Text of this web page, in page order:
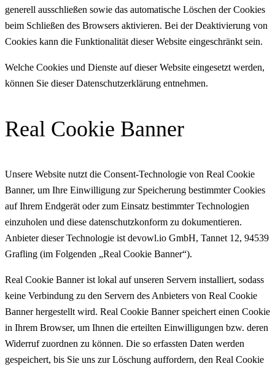
generell ausschließen sowie das automatische Löschen der Cookies
beim Schließen des Browsers aktivieren. Bei der Deaktivierung von
Cookies kann die Funktionalität dieser Website eingeschränkt sein.
Welche Cookies und Dienste auf dieser Website eingesetzt werden,
können Sie dieser Datenschutzerklärung entnehmen.
Real Cookie Banner
Unsere Website nutzt die Consent-Technologie von Real Cookie
Banner, um Ihre Einwilligung zur Speicherung bestimmter Cookies
auf Ihrem Endgerät oder zum Einsatz bestimmter Technologien
einzuholen und diese datenschutzkonform zu dokumentieren.
Anbieter dieser Technologie ist devowl.io GmbH, Tannet 12, 94539
Grafling (im Folgenden „Real Cookie Banner“).
Real Cookie Banner ist lokal auf unseren Servern installiert, sodass
keine Verbindung zu den Servern des Anbieters von Real Cookie
Banner hergestellt wird. Real Cookie Banner speichert einen Cookie
in Ihrem Browser, um Ihnen die erteilten Einwilligungen bzw. deren
Widerruf zuordnen zu können. Die so erfassten Daten werden
gespeichert, bis Sie uns zur Löschung auffordern, den Real Cookie